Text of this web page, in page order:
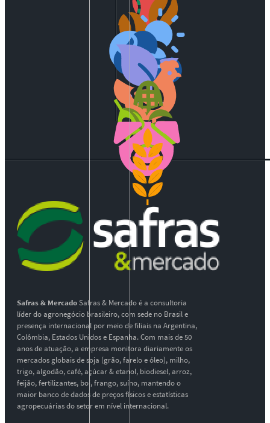
Safras & MercadoSafras & Mercado é a consultoria
líder do agronegócio brasileiro, com sede no Brasil e
presença internacional por meio de filiais na Argentina,
Colômbia, Estados Unidos e Espanha. Com mais de 50
anos de atuação, a empresa monitora diariamente os
mercados globais de soja (grão, farelo e óleo), milho,
trigo, algodão, café, açúcar & etanol, biodiesel, arroz,
feijão, fertilizantes, boi, frango, suíno, mantendo o
maior banco de dados de preços físicos e estatísticas
agropecuárias do setor em nível internacional.